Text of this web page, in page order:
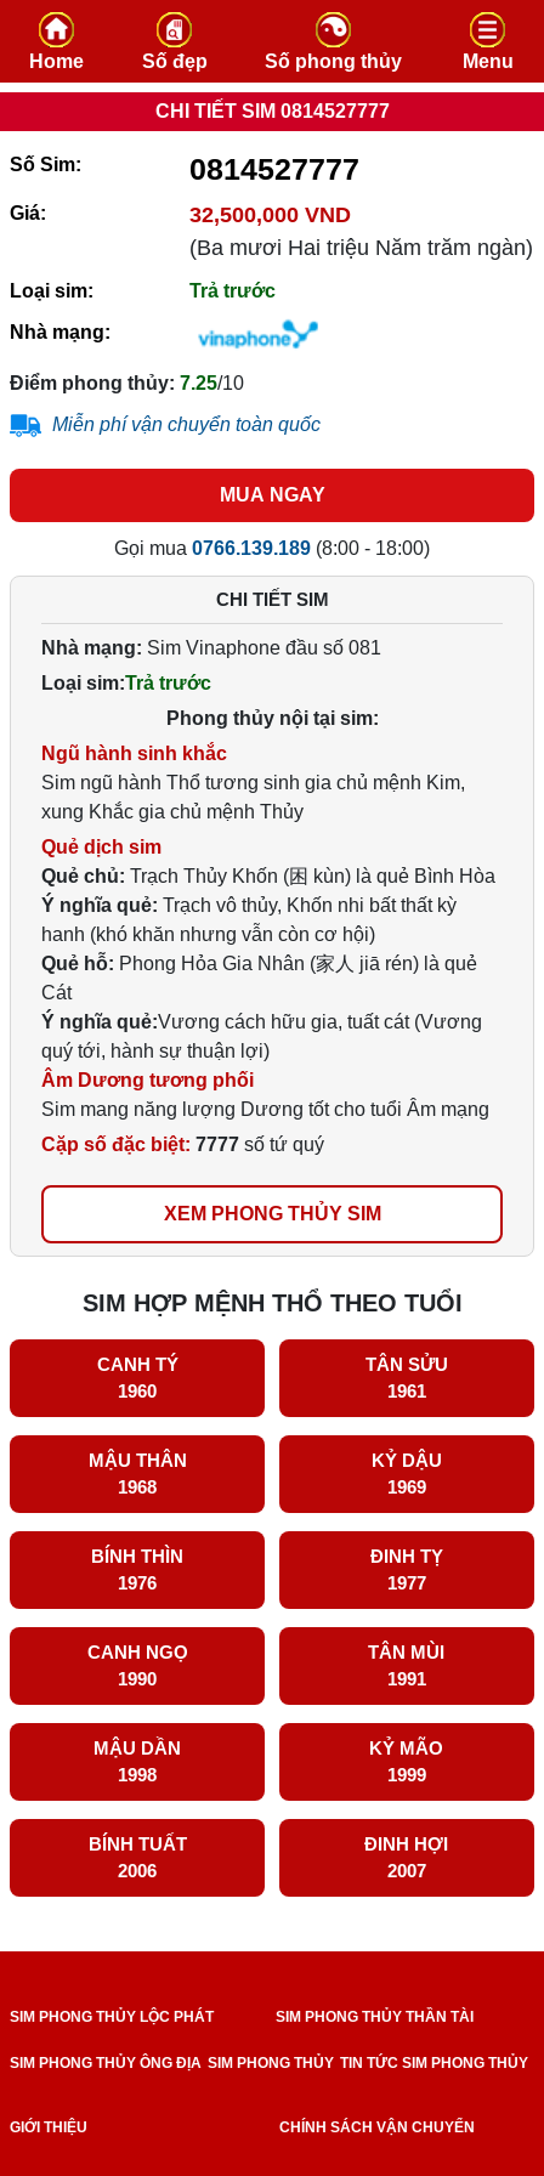
Skip to content
Home Số đẹp Số phong thủy Menu
CHI TIẾT SIM 0814527777
Số Sim: 0814527777
Giá:
32,500,000 VND
(Ba mươi Hai triệu Năm trăm ngàn)
Loại sim:
Trả trước
Nhà mạng:
Điểm phong thủy: 7.25/10
Miễn phí vận chuyển toàn quốc
MUA NGAY
Gọi mua 0766.139.189 (8:00 - 18:00)
CHI TIẾT SIM
Nhà mạng: Sim Vinaphone đầu số 081
Loại sim:Trả trước
Phong thủy nội tại sim:
Ngũ hành sinh khắc
Sim ngũ hành Thổ tương sinh gia chủ mệnh Kim,
xung Khắc gia chủ mệnh Thủy
Quẻ dịch sim
Quẻ chủ: Trạch Thủy Khốn (困 kùn) là quẻ Bình Hòa
Ý nghĩa quẻ: Trạch vô thủy, Khốn nhi bất thất kỳ
hanh (khó khăn nhưng vẫn còn cơ hội)
Quẻ hỗ: Phong Hỏa Gia Nhân (家人 jiā rén) là quẻ
Cát
Ý nghĩa quẻ:Vương cách hữu gia, tuất cát (Vương
quý tới, hành sự thuận lợi)
Âm Dương tương phối
Sim mang năng lượng Dương tốt cho tuổi Âm mạng
Cặp số đặc biệt: 7777 số tứ quý
XEM PHONG THỦY SIM
SIM HỢP MỆNH THỔ THEO TUỔI
CANH TÝ
1960
TÂN SỬU
1961
MẬU THÂN
1968
KỶ DẬU
1969
BÍNH THÌN
1976
ĐINH TỴ
1977
CANH NGỌ
1990
TÂN MÙI
1991
MẬU DẦN
1998
KỶ MÃO
1999
BÍNH TUẤT
2006
ĐINH HỢI
2007
SIM PHONG THỦY LỘC PHÁT SIM PHONG THỦY THẦN TÀI
SIM PHONG THỦY ÔNG ĐỊA SIM PHONG THỦY TIN TỨC SIM PHONG THỦY
GIỚI THIỆU CHÍNH SÁCH VẬN CHUYỂN